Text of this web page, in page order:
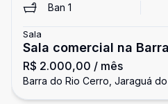
Ban 1
Sala
Sala comercial na
R$ 2.000,00 / mês
Barra do Rio Cerro, Jaraguá